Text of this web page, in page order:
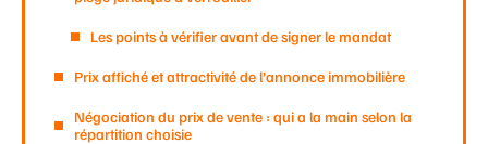
Les points à vérifier avant de signer le mandat
Prix affiché et attractivité de l’annonce immobilière
Négociation du prix de vente : qui a la main selon la
répartition choisie